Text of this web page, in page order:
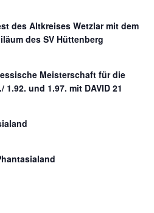
des Altkreises Wetzlar mit dem
des SV Hüttenberg
Meisterschaft für die
1.92. und 1.97. mit DAVID 21